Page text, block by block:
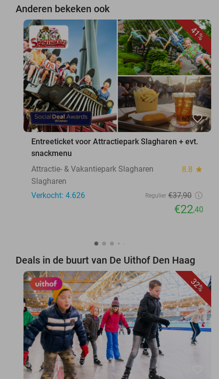
Anderen bekeken ook
41%
favorite_border
Entreeticket voor Attractiepark Slagharen + evt.
snackmenu
Attractie- & Vakantiepark Slagharen
8.8 star
Slagharen
Verkocht: 4.626
Regulier €37,90
€22,40
Deals in de buurt van De Uithof Den Haag
32%